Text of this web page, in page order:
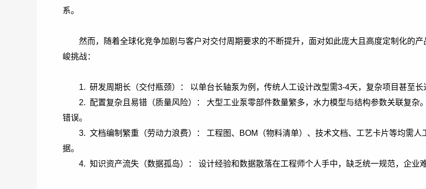
系。
然而，随着全球化竞争加剧与客户对交付周期要求的不断提升，面对如此庞大且高度定制化的
峻挑战：
1. 研发周期长（交付瓶颈）： 以单台长轴泵为例，传统人工设计改型需3-4天，复杂项目甚至长
2. 配置复杂且易错（质量风险）： 大型工业泵零部件数量繁多，水力模型与结构参数关联复
错误。
3. 文档编制繁重（劳动力浪费）： 工程图、BOM（物料清单）、技术文档、工艺卡片等均需
据。
4. 知识资产流失（数据孤岛）： 设计经验和数据散落在工程师个人手中，缺乏统一规范，企业